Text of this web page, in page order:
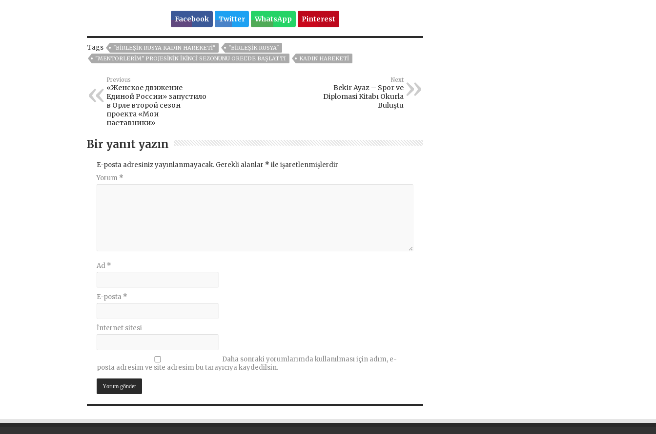
Facebook Twitter WhatsApp Pinterest
Tags "BIRLEŞIK RUSYA KADIN HAREKETI"
"BIRLEŞIK RUSYA"
"MENTORLERIM" PROJESININ IKINCI SEZONUNU OREL'DE BAŞLATTI
KADIN HAREKETI
Previous
«Женское движение
Единой России» запустило
в Орле второй сезон
проекта «Мои
наставники»
Next
Bekir Ayaz – Spor ve
Diplomasi Kitabı Okurla
Buluştu
Bir yanıt yazın
E-posta adresiniz yayınlanmayacak. Gerekli alanlar * ile işaretlenmişlerdir
Yorum *
Ad *
E-posta *
İnternet sitesi
Daha sonraki yorumlarımda kullanılması için adım, e-
posta adresim ve site adresim bu tarayıcıya kaydedilsin.